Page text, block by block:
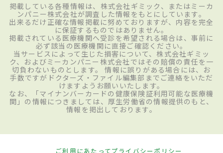
掲載している各種情報は、株式会社ギミック、またはミーカ
ンパニー株式会社が調査した情報をもとにしています。
出来るだけ正確な情報掲載に努めておりますが、内容を完全
に保証するものではありません。
掲載されている医療機関へ受診を希望される場合は、事前に
必ず該当の医療機関に直接ご確認ください。
当サービスによって生じた損害について、株式会社ギミッ
ク、およびミーカンパニー株式会社ではその賠償の責任を一
切負わないものとします。 情報に誤りがある場合には、お
手数ですがドクターズ・ファイル編集部までご連絡をいただ
けますようお願いいたします。
なお、「マイナンバーカードの健康保険証利用可能な医療機
関」の情報につきましては、厚生労働省の情報提供のもと、
情報を掲出しております。
ご利用にあたってプライバシーポリシー